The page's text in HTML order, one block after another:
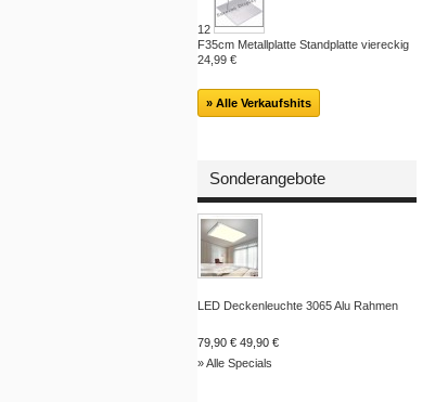
12
F35cm Metallplatte Standplatte viereckig
24,99 €
» Alle Verkaufshits
Sonderangebote
LED Deckenleuchte 3065 Alu Rahmen
79,90 € 49,90 €
» Alle Specials